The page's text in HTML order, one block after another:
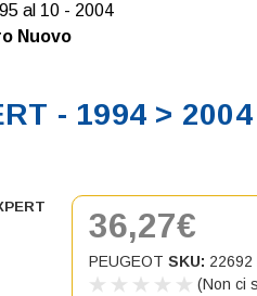
al 10 - 2004
Nuovo
- 1994 >
36,27€
PEUGEOT SKU: 22692
(Non ci